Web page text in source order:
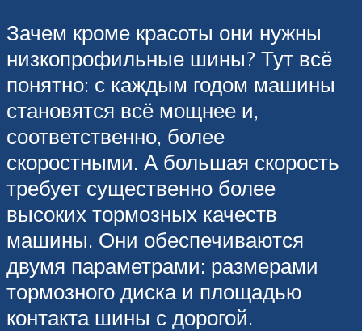
Зачем кроме красоты они нужны
низкопрофильные шины? Тут всё
понятно: с каждым годом машины
становятся всё мощнее и,
соответственно, более
скоростными. А большая скорость
требует существенно более
высоких тормозных качеств
машины. Они обеспечиваются
двумя параметрами: размерами
тормозного диска и площадью
контакта шины с дорогой.